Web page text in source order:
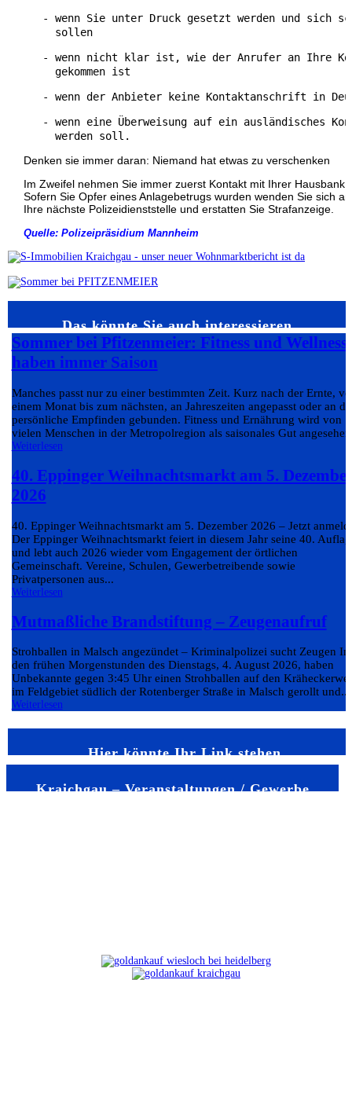
- wenn Sie unter Druck gesetzt werden und sich
     sollen
- wenn nicht klar ist, wie der Anrufer an Ihre
     gekommen ist
- wenn der Anbieter keine Kontaktanschrift in
- wenn eine Überweisung auf ein ausländisches
     werden soll.
Denken sie immer daran: Niemand hat etwas zu verschenken
Im Zweifel nehmen Sie immer zuerst Kontakt mit Ihrer Hausbank
Sofern Sie Opfer eines Anlagebetrugs wurden wenden Sie sich an
Ihre nächste Polizeidienststelle und erstatten Sie Strafanzeige.
Quelle: Polizeipräsidium Mannheim
Das könnte Sie auch interessieren…
Sommer bei Pfitzenmeier: Fitness und Wellness
haben immer Saison
Manches passt nur zu einer bestimmten Zeit. Kurz nach der Ernte,
einem Monat bis zum nächsten, an Jahreszeiten angepasst oder an
persönliche Empfinden gebunden. Fitness und Ernährung wird von
vielen Menschen in der Metropolregion als saisonales Gut
Weiterlesen
40. Eppinger Weihnachtsmarkt am 5.
2026
40. Eppinger Weihnachtsmarkt am 5. Dezember 2026 – Jetzt
Der Eppinger Weihnachtsmarkt feiert in diesem Jahr seine 40.
und lebt auch 2026 wieder vom Engagement der örtlichen
Gemeinschaft. Vereine, Schulen, Gewerbetreibende sowie
Privatpersonen aus...
Weiterlesen
Mutmaßliche Brandstiftung – Zeugenaufruf
Strohballen in Malsch angezündet – Kriminalpolizei sucht Zeugen In
den frühen Morgenstunden des Dienstags, 4. August 2026, haben
Unbekannte gegen 3:45 Uhr einen Strohballen auf den
im Feldgebiet südlich der Rotenberger Straße in Malsch gerollt und...
Weiterlesen
Hier könnte Ihr Link stehen
Kraichgau – Veranstaltungen / Gewerbe